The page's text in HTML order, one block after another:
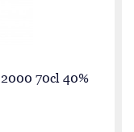
70cl 40%